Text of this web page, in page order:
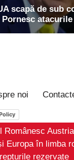
noi
Românesc
Europa în limba
rezervate